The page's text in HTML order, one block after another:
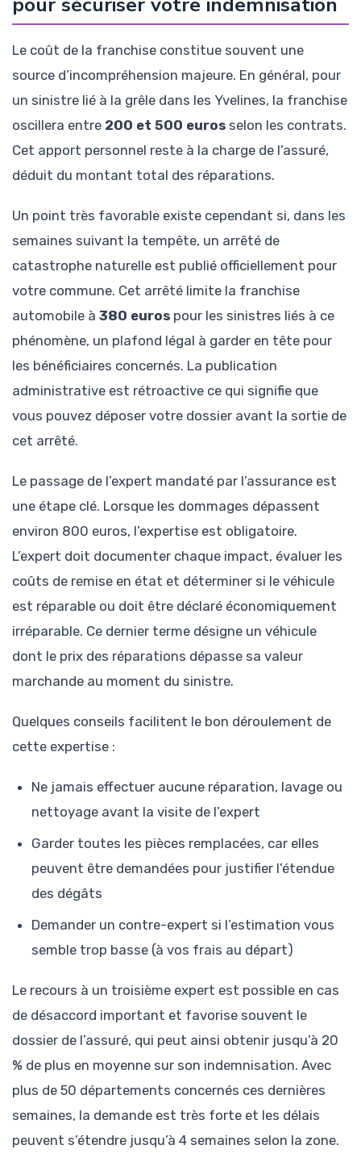
Le coût de la franchise constitue souvent une
source d’incompréhension majeure. En général, pour
un sinistre lié à la grêle dans les Yvelines, la franchise
oscillera entre 200 et 500 euros selon les contrats.
Cet apport personnel reste à la charge de l’assuré,
déduit du montant total des réparations.
Un point très favorable existe cependant si, dans les
semaines suivant la tempête, un arrêté de
catastrophe naturelle est publié officiellement pour
votre commune. Cet arrêté limite la franchise
automobile à 380 euros pour les sinistres liés à ce
phénomène, un plafond légal à garder en tête pour
les bénéficiaires concernés. La publication
administrative est rétroactive ce qui signifie que
vous pouvez déposer votre dossier avant la sortie de
cet arrêté.
Le passage de l’expert mandaté par l’assurance est
une étape clé. Lorsque les dommages dépassent
environ 800 euros, l’expertise est obligatoire.
L’expert doit documenter chaque impact, évaluer les
coûts de remise en état et déterminer si le véhicule
est réparable ou doit être déclaré économiquement
irréparable. Ce dernier terme désigne un véhicule
dont le prix des réparations dépasse sa valeur
marchande au moment du sinistre.
Quelques conseils facilitent le bon déroulement de
cette expertise :
Ne jamais effectuer aucune réparation, lavage ou
nettoyage avant la visite de l’expert
Garder toutes les pièces remplacées, car elles
peuvent être demandées pour justifier l’étendue
des dégâts
Demander un contre-expert si l’estimation vous
semble trop basse (à vos frais au départ)
Le recours à un troisième expert est possible en cas
de désaccord important et favorise souvent le
dossier de l’assuré, qui peut ainsi obtenir jusqu’à 20
% de plus en moyenne sur son indemnisation. Avec
plus de 50 départements concernés ces dernières
semaines, la demande est très forte et les délais
peuvent s’étendre jusqu’à 4 semaines selon la zone.